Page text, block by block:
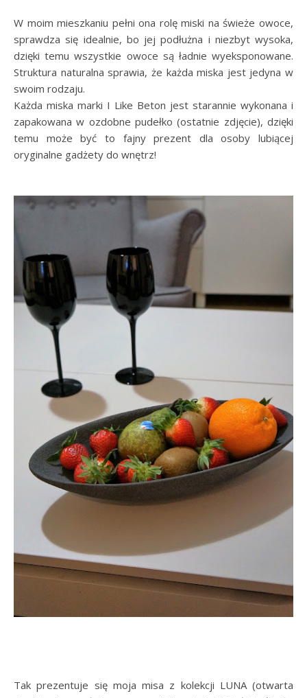
W moim mieszkaniu pełni ona rolę miski na świeże owoce,
sprawdza się idealnie, bo jej podłużna i niezbyt wysoka,
dzięki temu wszystkie owoce są ładnie wyeksponowane.
Struktura naturalna sprawia, że każda miska jest jedyna w
swoim rodzaju.
Każda miska marki I Like Beton jest starannie wykonana i
zapakowana w ozdobne pudełko (ostatnie zdjęcie), dzięki
temu może być to fajny prezent dla osoby lubiącej
oryginalne gadżety do wnętrz!
Tak prezentuje się moja misa z kolekcji LUNA (otwarta